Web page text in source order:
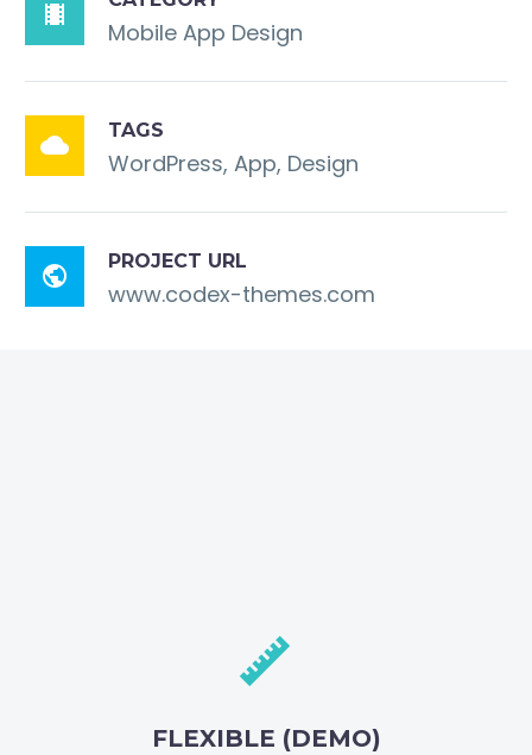

Mobile App Design

TAGS
WordPress, App, Design

PROJECT URL
www.codex-themes.com


FLEXIBLE (DEMO)